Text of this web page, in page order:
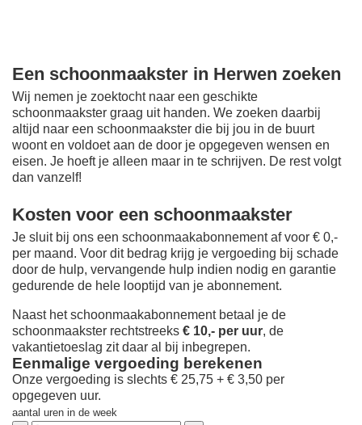
Een schoonmaakster in Herwen zoeken
Wij nemen je zoektocht naar een geschikte
schoonmaakster graag uit handen. We zoeken daarbij
altijd naar een schoonmaakster die bij jou in de buurt
woont en voldoet aan de door je opgegeven wensen en
eisen. Je hoeft je alleen maar in te schrijven. De rest volgt
dan vanzelf!
Kosten voor een schoonmaakster
Je sluit bij ons een schoonmaakabonnement af voor € 0,-
per maand. Voor dit bedrag krijg je vergoeding bij schade
door de hulp, vervangende hulp indien nodig en garantie
gedurende de hele looptijd van je abonnement.
Naast het schoonmaakabonnement betaal je de
schoonmaakster rechtstreeks € 10,- per uur, de
vakantietoeslag zit daar al bij inbegrepen.
Eenmalige vergoeding berekenen
Onze vergoeding is slechts € 25,75 + € 3,50 per
opgegeven uur.
aantal uren in de week